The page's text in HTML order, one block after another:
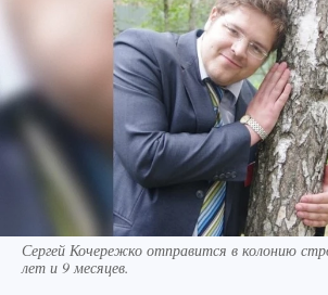
Сергей Кочережко отправится в колонию
лет и 9 месяцев.